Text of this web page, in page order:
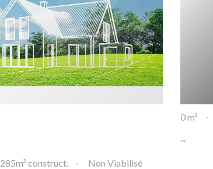
285m² construct.
Non Viabilisé
0 m²
...